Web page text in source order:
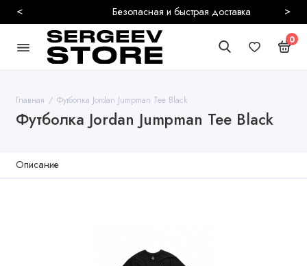
Безопасная и быстрая доставка
< >
0
Главная Футболка Jordan Jumpman Tee Black
Футболка Jordan Jumpman Tee Black
Описание